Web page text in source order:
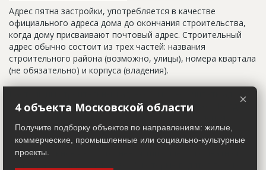
Адрес пятна застройки, употребляется в качестве
официального адреса дома до окончания строительства,
когда дому присваивают почтовый адрес. Строительный
адрес обычно состоит из трех частей: названия
строительного района (возможно, улицы), номера квартала
(не обязательно) и корпуса (владения).
Настоящим строительным адресом можно считать адрес,
указанный в правоустанавливающих документах. Иногда
(например, вторая очередь). В официальных документах
должен присутствовать официальный строительный адрес,
а все остальное - это уточнения типа "шестикомнатная
×
4 объекта Московской области
Получите подборку объектов по направлениям: жилые,
коммерческие, промышленные или социально-культурные
проекты.